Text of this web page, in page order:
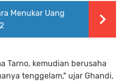
Menukar Uang
Tarno, kemudian berusaha
tenggelam," ujar Ghandi,